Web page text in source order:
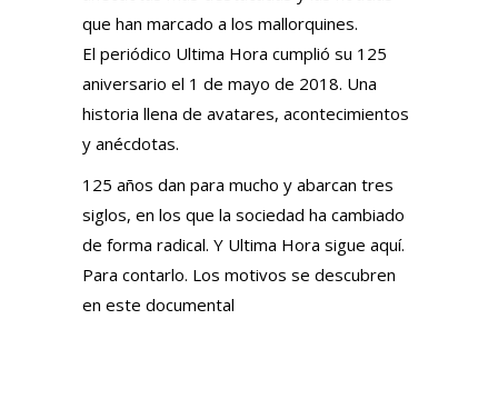
que han marcado a los mallorquines.
El periódico Ultima Hora cumplió su 125
aniversario el 1 de mayo de 2018. Una
historia llena de avatares, acontecimientos
y anécdotas.
125 años dan para mucho y abarcan tres
siglos, en los que la sociedad ha cambiado
de forma radical. Y Ultima Hora sigue aquí.
Para contarlo. Los motivos se descubren
en este documental